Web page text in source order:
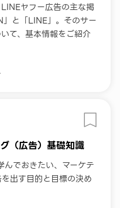
ヤフー広告の主な掲
と「LINE」。そのサー
て、基本情報をご紹介
（広告）基礎知識
でおきたい、マーケテ
出す目的と目標の決め